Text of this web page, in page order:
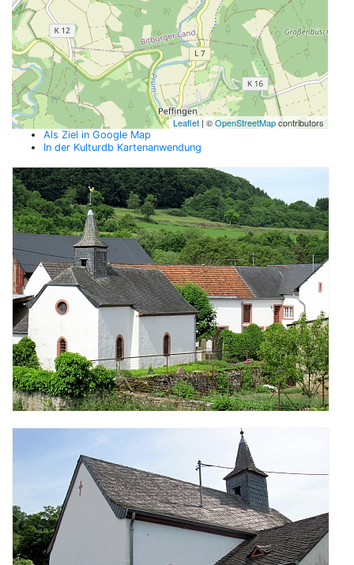
Leaflet| ©OpenStreetMapcontributors
Als Ziel in Google Map
In der Kulturdb Kartenanwendung